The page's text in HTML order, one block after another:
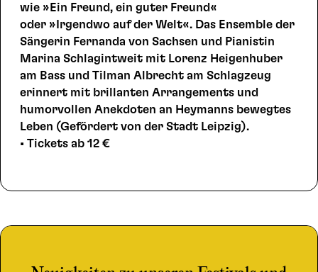
wie »Ein Freund, ein guter Freund«
oder »Irgendwo auf der Welt«. Das Ensemble der
Sängerin Fernanda von Sachsen und Pianistin
Marina Schlagintweit mit Lorenz Heigenhuber
am Bass und Tilman Albrecht am Schlagzeug
erinnert mit brillanten Arrangements und
humorvollen Anekdoten an Heymanns bewegtes
Leben (Gefördert von der Stadt Leipzig).
• Tickets ab 12 €